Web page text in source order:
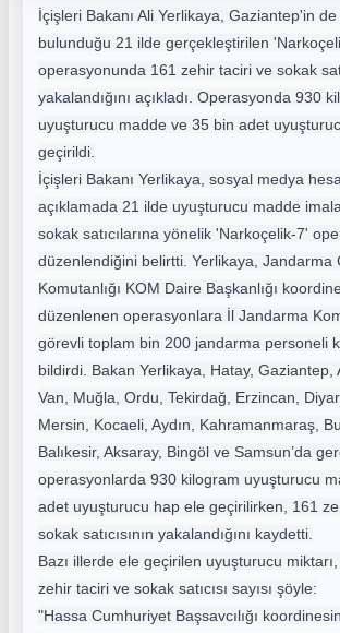
İçişleri Bakanı Ali Yerlikaya, Gaziantep'in de
bulunduğu 21 ilde gerçekleştirilen
operasyonunda 161 zehir taciri ve sokak
yakalandığını açıkladı. Operasyonda 930
uyuşturucu madde ve 35 bin adet
geçirildi.
İçişleri Bakanı Yerlikaya, sosyal medya
açıklamada 21 ilde uyuşturucu madde
sokak satıcılarına yönelik 'Narkoçelik-7'
düzenlendiğini belirtti. Yerlikaya, Jandarma
Komutanlığı KOM Daire Başkanlığı
düzenlenen operasyonlara İl Jandarma
görevli toplam bin 200 jandarma personeli
bildirdi. Bakan Yerlikaya, Hatay, Gaziantep
Van, Muğla, Ordu, Tekirdağ, Erzincan,
Mersin, Kocaeli, Aydın, Kahramanmaraş,
Balıkesir, Aksaray, Bingöl ve Samsun’da
operasyonlarda 930 kilogram uyuşturucu
adet uyuşturucu hap ele geçirilirken, 161
sokak satıcısının yakalandığını kaydetti.
Bazı illerde ele geçirilen uyuşturucu
zehir taciri ve sokak satıcısı sayısı şöyle:
"Hassa Cumhuriyet Başsavcılığı